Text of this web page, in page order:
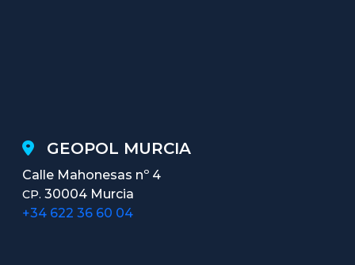
GEOPOL MURCIA
Calle Mahonesas nº 4
CP. 30004 Murcia
+34 622 36 60 04